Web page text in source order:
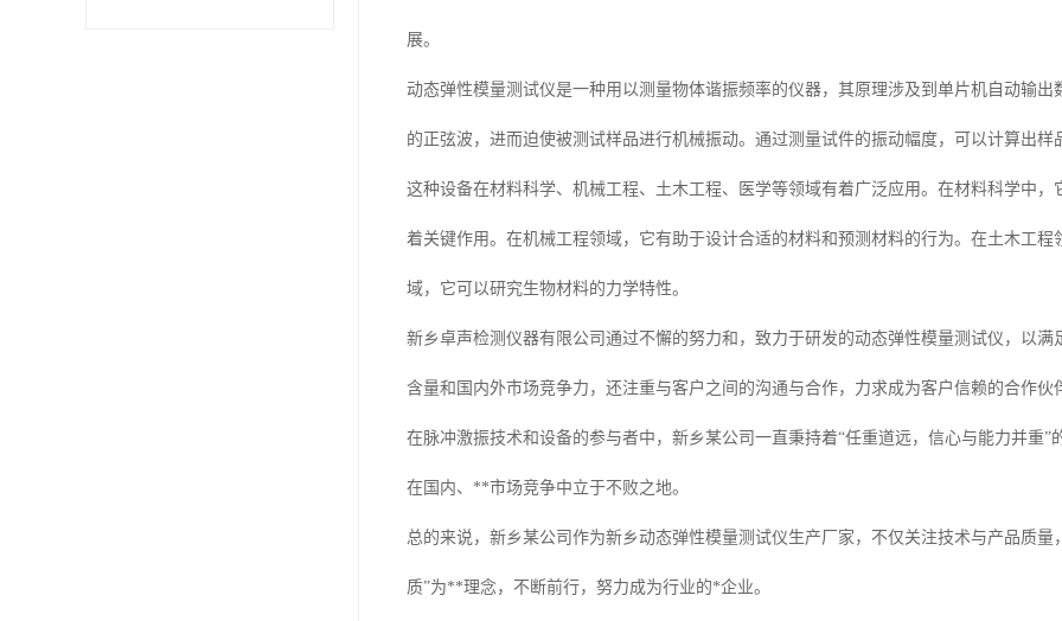
展。
动态弹性模量测试仪是一种用以测量物体谐振频率的仪器，其原理涉及到单片机自动输
的正弦波，进而迫使被测试样品进行机械振动。通过测量试件的振动幅度，可以计算出样
这种设备在材料科学、机械工程、土木工程、医学等领域有着广泛应用。在材料科学中
着关键作用。在机械工程领域，它有助于设计合适的材料和预测材料的行为。在土木工
域，它可以研究生物材料的力学特性。
新乡卓声检测仪器有限公司通过不懈的努力和，致力于研发的动态弹性模量测试仪，以
含量和国内外市场竞争力，还注重与客户之间的沟通与合作，力求成为客户信赖的合作伙
在脉冲激振技术和设备的参与者中，新乡某公司一直秉持着“任重道远，信心与能力并重
在国内、**市场竞争中立于不败之地。
总的来说，新乡某公司作为新乡动态弹性模量测试仪生产厂家，不仅关注技术与产品质
质”为**理念，不断前行，努力成为行业的*企业。